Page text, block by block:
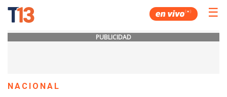
☰
PUBLICIDAD
NACIONAL